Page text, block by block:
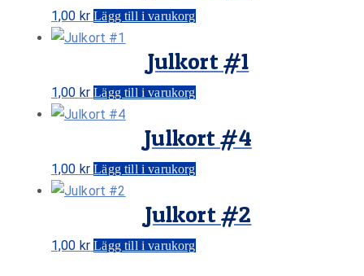
1,00 kr Lägg till i varukorg
Julkort #1
1,00 kr Lägg till i varukorg
Julkort #4
1,00 kr Lägg till i varukorg
Julkort #2
1,00 kr Lägg till i varukorg